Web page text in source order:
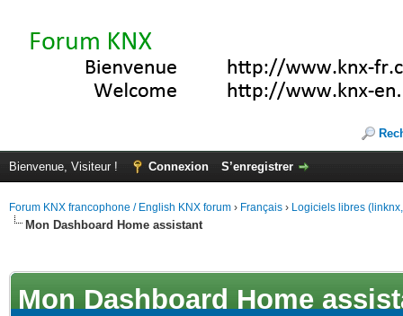
Bienvenue, Visiteur ! Connexion S’enregistrer
Forum KNX francophone / English KNX forum › Français › Logiciels libres
Mon Dashboard Home assistant
Mon Dashboard Home